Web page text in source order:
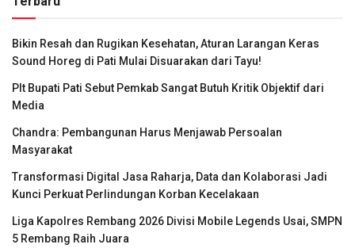
Bikin Resah dan Rugikan Kesehatan, Aturan Larangan Keras
Sound Horeg di Pati Mulai Disuarakan dari Tayu!
Plt Bupati Pati Sebut Pemkab Sangat Butuh Kritik Objektif dari
Media
Chandra: Pembangunan Harus Menjawab Persoalan
Masyarakat
Transformasi Digital Jasa Raharja, Data dan Kolaborasi Jadi
Kunci Perkuat Perlindungan Korban Kecelakaan
Liga Kapolres Rembang 2026 Divisi Mobile Legends Usai, SMPN
5 Rembang Raih Juara